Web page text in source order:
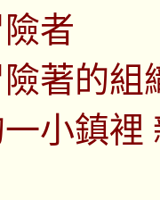
者
著的組
小鎮裡